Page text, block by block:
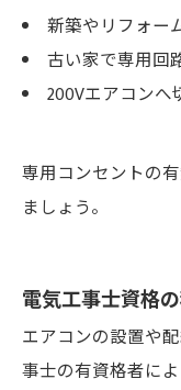
新築やリフォー
古い家で専用回
200Vエアコン
専用コンセントの
ましょう。
電気工事士資格
エアコンの設置や
事士の有資格者に